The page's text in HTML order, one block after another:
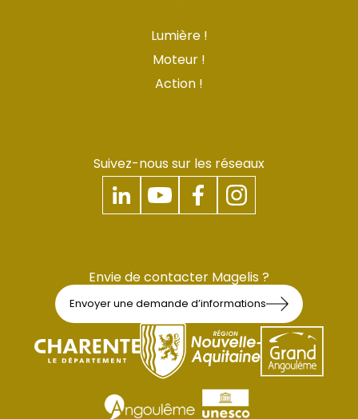
Lumière !
Moteur !
Action !
Suivez-nous sur les réseaux
Envie de contacter Magelis ?
Envoyer une demande d’informations